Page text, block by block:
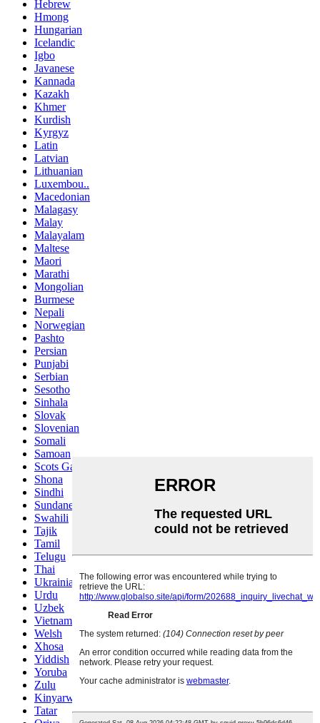
Hebrew
Hmong
Hungarian
Icelandic
Igbo
Javanese
Kannada
Kazakh
Khmer
Kurdish
Kyrgyz
Latin
Latvian
Lithuanian
Luxembou..
Macedonian
Malagasy
Malay
Malayalam
Maltese
Maori
Marathi
Mongolian
Burmese
Nepali
Norwegian
Pashto
Persian
Punjabi
Serbian
Sesotho
Sinhala
Slovak
Slovenian
Somali
Samoan
Scots Gaelic
Shona
Sindhi
Sundanese
Swahili
Tajik
Tamil
Telugu
Thai
Ukrainian
Urdu
Uzbek
Vietnamese
Welsh
Xhosa
Yiddish
Yoruba
Zulu
Kinyarwanda
Tatar